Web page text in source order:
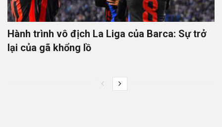
Hành trình vô địch La Liga của Barca: Sự trở
lại của gã khổng lồ